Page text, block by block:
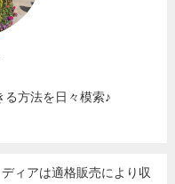
る方法を日々模索♪
ィアは適格販売により収